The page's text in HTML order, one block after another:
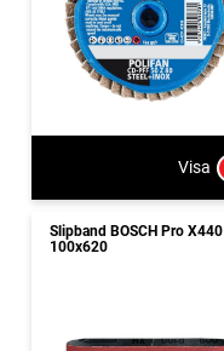
Visa
Slipband BOSCH Pro X440
100x620